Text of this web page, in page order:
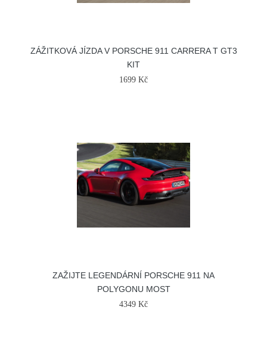
ZÁŽITKOVÁ JÍZDA V PORSCHE 911 CARRERA T GT3
KIT
1699 Kč
ZAŽIJTE LEGENDÁRNÍ PORSCHE 911 NA
POLYGONU MOST
4349 Kč